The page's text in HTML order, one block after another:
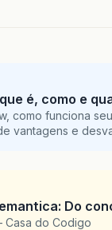
é, como e
como funciona
vantagens e
Do
Casa do Codigo